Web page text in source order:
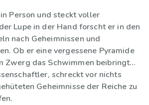
Person und steckt voller
Lupe in der Hand forscht er in den
nach Geheimnissen und
Ob er eine vergessene Pyramide
Zwerg das Schwimmen beibringt…
schreckt vor nichts
Geheimnisse der Reiche zu